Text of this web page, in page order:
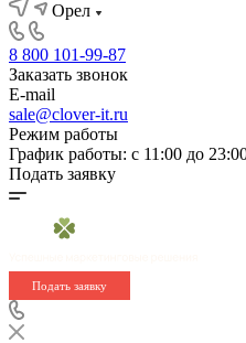
Орел
8 800 101-99-87
Заказать звонок
E-mail
sale@clover-it.ru
Режим работы
График работы: с 11:00 до
Подать заявку
Подать заявку